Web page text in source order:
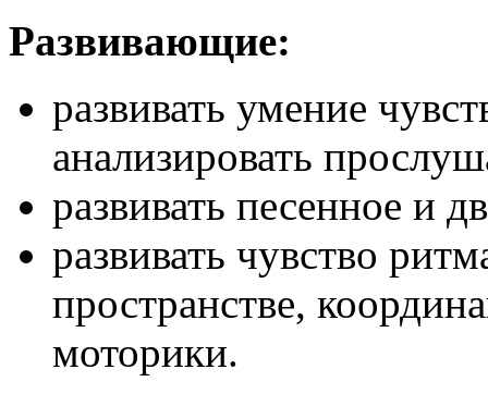
Развивающие:
развивать умение
анализировать
развивать песенное и
развивать чувство
пространстве,
моторики.